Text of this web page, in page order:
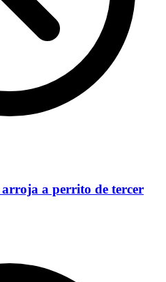
a perrito de tercer